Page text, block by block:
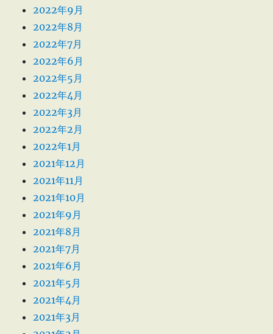
2022年9月
2022年8月
2022年7月
2022年6月
2022年5月
2022年4月
2022年3月
2022年2月
2022年1月
2021年12月
2021年11月
2021年10月
2021年9月
2021年8月
2021年7月
2021年6月
2021年5月
2021年4月
2021年3月